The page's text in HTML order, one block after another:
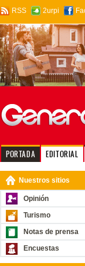
RSS 2urpi
PORTADA EDITORIAL
Nuestros sitios
Opinión
Turismo
Notas de prensa
Encuestas